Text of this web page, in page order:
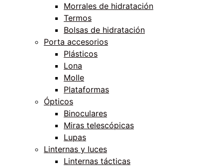
Morrales de hidratación
Termos
Bolsas de hidratación
Porta accesorios
Plásticos
Lona
Molle
Plataformas
Ópticos
Binoculares
Miras telescópicas
Lupas
Linternas y luces
Linternas tácticas